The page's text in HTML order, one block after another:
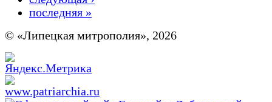
последняя »
© «Липецкая митрополия», 2026